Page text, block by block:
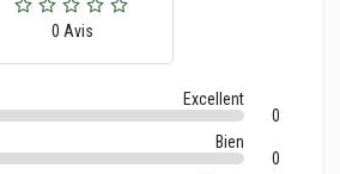
0 Avis
Excellent
0
Bien
0